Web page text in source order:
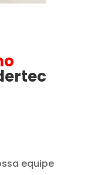
equipe